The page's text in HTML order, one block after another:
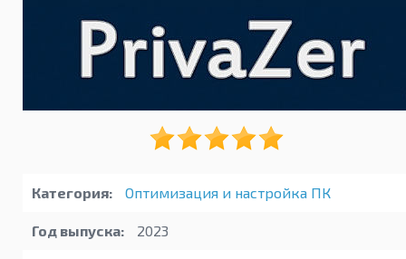
Категория: Оптимизация и настройка ПК
Год выпуска: 2023